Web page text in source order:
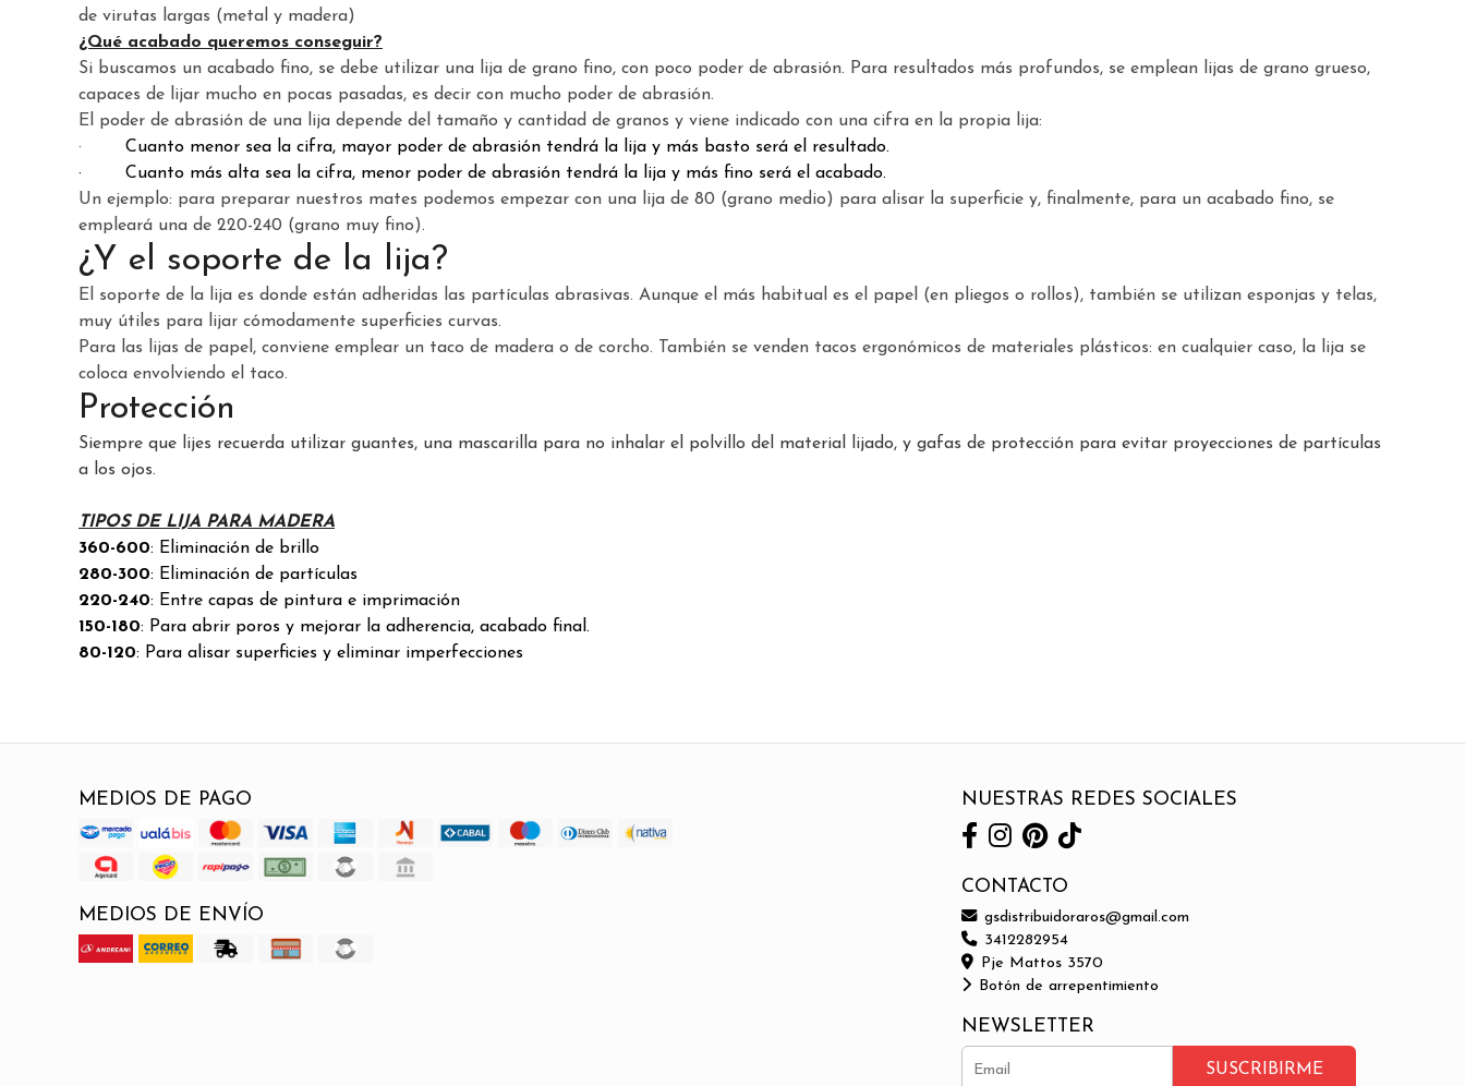
de virutas largas (metal y madera)
¿Qué acabado queremos conseguir?
Si buscamos un acabado fino, se debe utilizar una lija de grano fino, con poco poder de abrasión. Para resultados más profundos, se emplean lijas de grano grueso,
capaces de lijar mucho en pocas pasadas, es decir con mucho poder de abrasión.
El poder de abrasión de una lija depende del tamaño y cantidad de granos y viene indicado con una cifra en la propia lija:
·
Cuanto menor sea la cifra, mayor poder de abrasión tendrá la lija y más basto será el resultado.
· Cuanto más alta sea la cifra, menor poder de abrasión tendrá la lija y más fino será el acabado.
Un ejemplo: para preparar nuestros mates podemos empezar con una lija de 80 (grano medio) para alisar la superficie y, finalmente, para un acabado fino, se
empleará una de 220-240 (grano muy fino).
¿Y el soporte de la lija?
El soporte de la lija es donde están adheridas las partículas abrasivas. Aunque el más habitual es el papel (en pliegos o rollos), también se utilizan esponjas y telas,
muy útiles para lijar cómodamente superficies curvas.
Para las lijas de papel, conviene emplear un taco de madera o de corcho. También se venden tacos ergonómicos de materiales plásticos: en cualquier caso, la lija se
coloca envolviendo el taco.
Protección
Siempre que lijes recuerda utilizar guantes, una mascarilla para no inhalar el polvillo del material lijado, y gafas de protección para evitar proyecciones de partículas
a los ojos.
TIPOS DE LIJA PARA MADERA
360-600: Eliminación de brillo
280-300: Eliminación de partículas
220-240: Entre capas de pintura e imprimación
150-180: Para abrir poros y mejorar la adherencia, acabado final.
80-120: Para alisar superficies y eliminar imperfecciones
MEDIOS DE PAGO
MEDIOS DE ENVÍO
NUESTRAS REDES SOCIALES
CONTACTO
gsdistribuidoraros@gmail.com
3412282954
Pje Mattos 3570
Botón de arrepentimiento
NEWSLETTER
SUSCRIBIRME